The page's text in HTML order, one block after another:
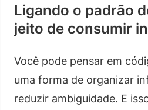
Ligando o padrão
jeito de consumir
Você pode pensar em
uma forma de organizar
reduzir ambiguidade. E